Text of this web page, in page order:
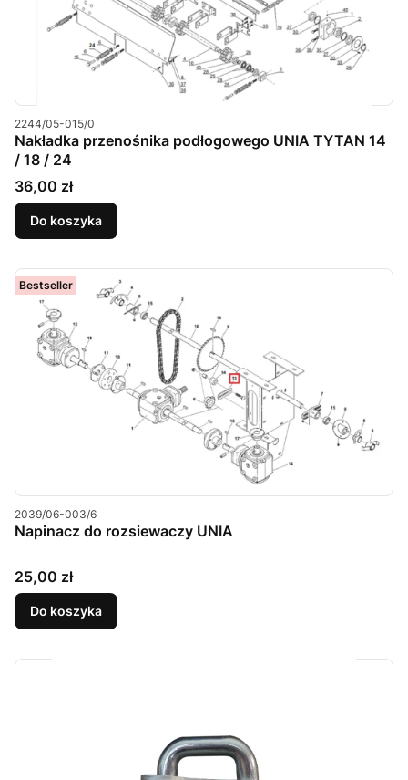
Kod produktu
2244/05-015/0
Nakładka przenośnika podłogowego UNIA TYTAN 14
/ 18 / 24
Cena
36,00 zł
Do koszyka
Bestseller
Kod produktu
2039/06-003/6
Napinacz do rozsiewaczy UNIA
Cena
25,00 zł
Do koszyka